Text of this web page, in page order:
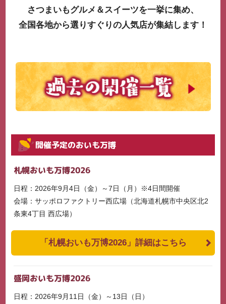
さつまいもグルメ＆スイーツを一挙に集め、
全国各地から選りすぐりの人気店が集結します！
開催予定のおいも万博
札幌おいも万博2026
日程：2026年9月4日（金）～7日（月）※4日間開催
会場：サッポロファクトリー西広場（北海道札幌市中央区北2
条東4丁目 西広場）
「札幌おいも万博2026」詳細はこちら
盛岡おいも万博2026
日程：2026年9月11日（金）～13日（日）